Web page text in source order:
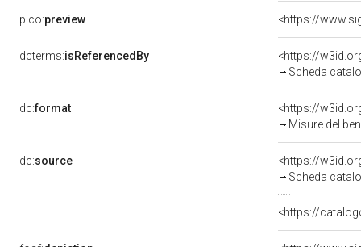
pico:preview <https://
dcterms:isReferencedBy
<https://
Scheda
dc:format
<https://
Misure del
dc:source
<https://
Scheda
<https://